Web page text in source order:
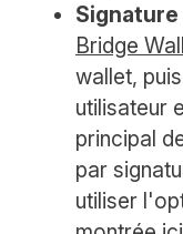
Signature
Bridge
wallet,
utilisateur
principal
par
utiliser